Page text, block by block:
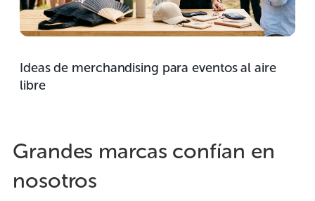
Ideas de merchandising para eventos al aire
libre
Grandes marcas confían en
nosotros